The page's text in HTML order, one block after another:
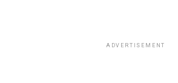
ADVERTISEMENT